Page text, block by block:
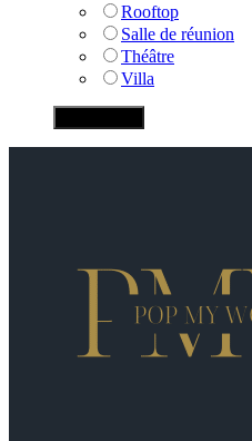
Rooftop
Salle de réunion
Théâtre
Villa